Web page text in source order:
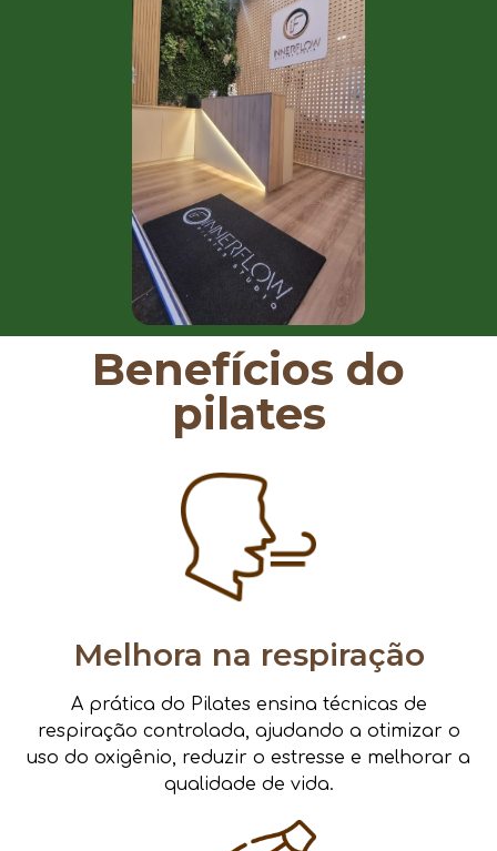
Benefícios do
pilates
Melhora na respiração
A prática do Pilates ensina técnicas de
respiração controlada, ajudando a otimizar o
uso do oxigênio, reduzir o estresse e melhorar a
qualidade de vida.